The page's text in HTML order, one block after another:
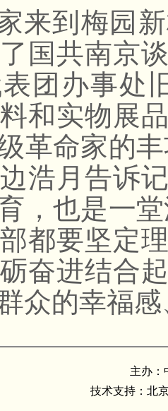
来到梅园
国共南京
团办事处
和实物展
革命家的
浩月告诉
，也是一
都要坚定
奋进结合
众的幸福
主办：
技术支持：北